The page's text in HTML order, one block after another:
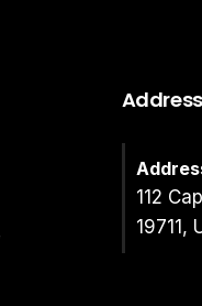
Address
112
19711,